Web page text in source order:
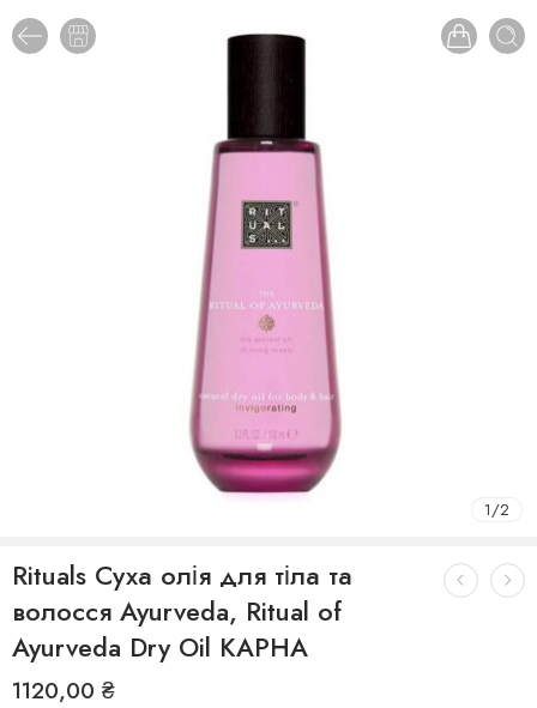
1/2
Rituals Суха олія для тіла та
волосся Ayurveda, Ritual of
Ayurveda Dry Oil KAPHA
1120,00 ₴